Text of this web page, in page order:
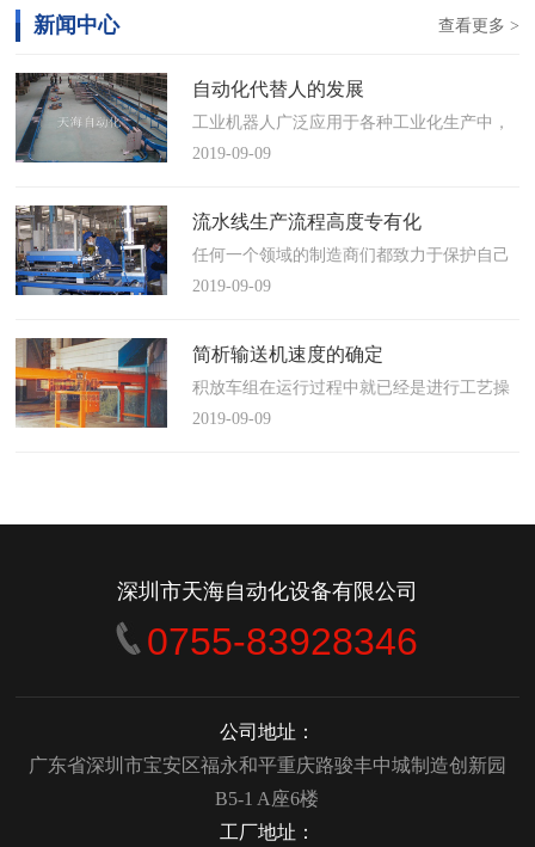
查看更多 >
新闻中心
自动化代替人的发展
工业机器人广泛应用于各种工业化生产中，
慢慢取代工人，做着高强度、重复性、有职
人联合会(IFR)预测，2014年中国将成为全球
最大的工业机器人市场，将占全球总销量
17%。业内把2014年称为“中国工业机器人元
2019-09-09
流水线生产流程高度专有化
任何一个领域的制造商们都致力于保护自己
的自动化流水线生产流程不被外人知晓，即
大多数流程都带有某种专有的性质，并且混
合了不同的方法、技术和操作方式，而这最
终将影响一个制造商进行有效竞争的能力。
2019-09-09
简析输送机速度的确定
积放车组在运行过程中就已经是进行工艺操
作的区段，运行速度是由积放小车组的运行
2019-09-09
深圳市天海自动化设备有限公司
0755-83928346
公司地址：
广东省深圳市宝安区福永和平重庆路骏丰中城制造创新园
B5-1 A座6楼
工厂地址：